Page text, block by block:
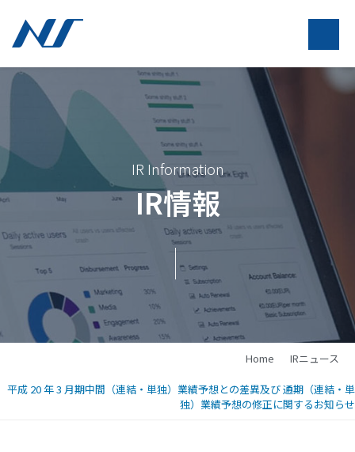
IR Information
IR情報
Home IRニュース
平成 20 年 3 月期中間（連結・単独）業績予想との差異及び 通期（連結・単
独）業績予想の修正に関するお知らせ